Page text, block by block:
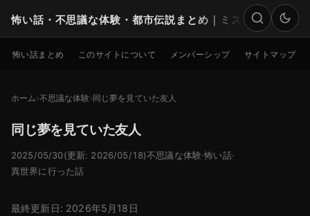
怖い話・不思議な体験・都市伝説まとめ｜ミステリー
検索
怖い話まとめ このサイトについて メンバーシップ サイトマップ
ホーム 不思議な体験 同じ夢を見ていた友人
同じ夢を見ていた友人
2025/05/30(更新: 2026/05/18)不思議な体験·怖い話·
異世界に行った話
最終更新日: 2026年5月18日